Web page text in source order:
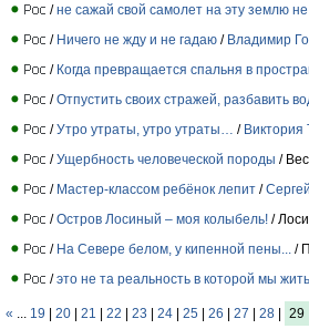
/не сажай свой самолет на эту землю
/ Ничего не жду и не гадаю / Владимир
/ Когда превращается спальня в
/Отпустить своих стражей, разбавить
/Утро утраты, утро утраты… / Виктория
/Ущербность человеческой породы /
/ Мастер-классом ребёнок лепит /
/Остров Лосиный – моя колыбель! /
/ На Севере белом, у кипенной пены... /
/это не та реальность в которой мы
« 19 | 20 | 21 | 22 | 23 | 24 | 25 | 26 | 27 | 28 | 29